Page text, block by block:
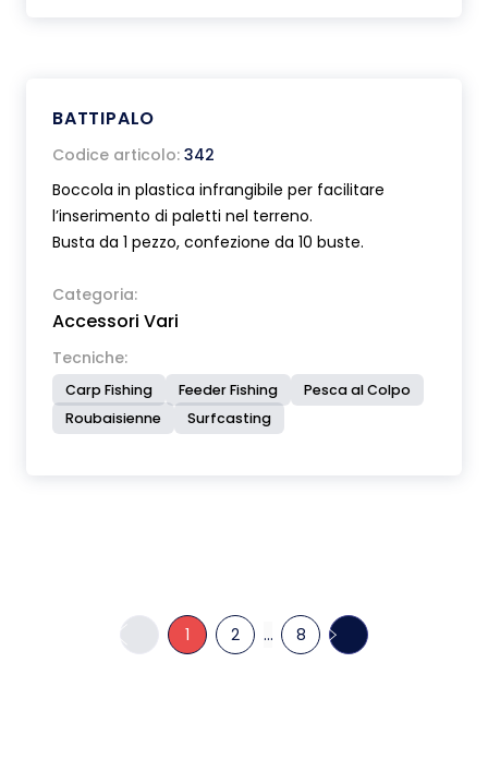
BATTIPALO
Codice articolo: 342
Boccola in plastica infrangibile per facilitare
l’inserimento di paletti nel terreno.
Busta da 1 pezzo, confezione da 10 buste.
Categoria:
Accessori Vari
Tecniche:
Carp Fishing Feeder Fishing
Pesca al Colpo
Roubaisienne
Surfcasting
1 2 ... 8